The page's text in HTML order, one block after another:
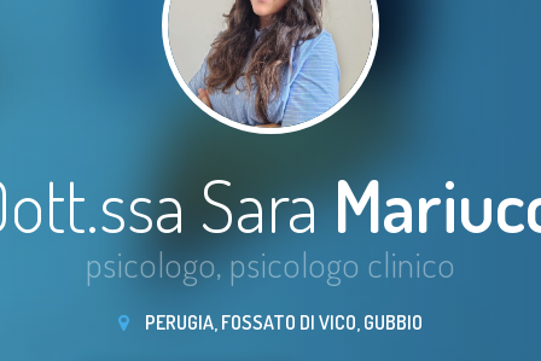
Sara
psicologo, psicologo clinico
PERUGIA, FOSSATO DI VICO, GUBBIO